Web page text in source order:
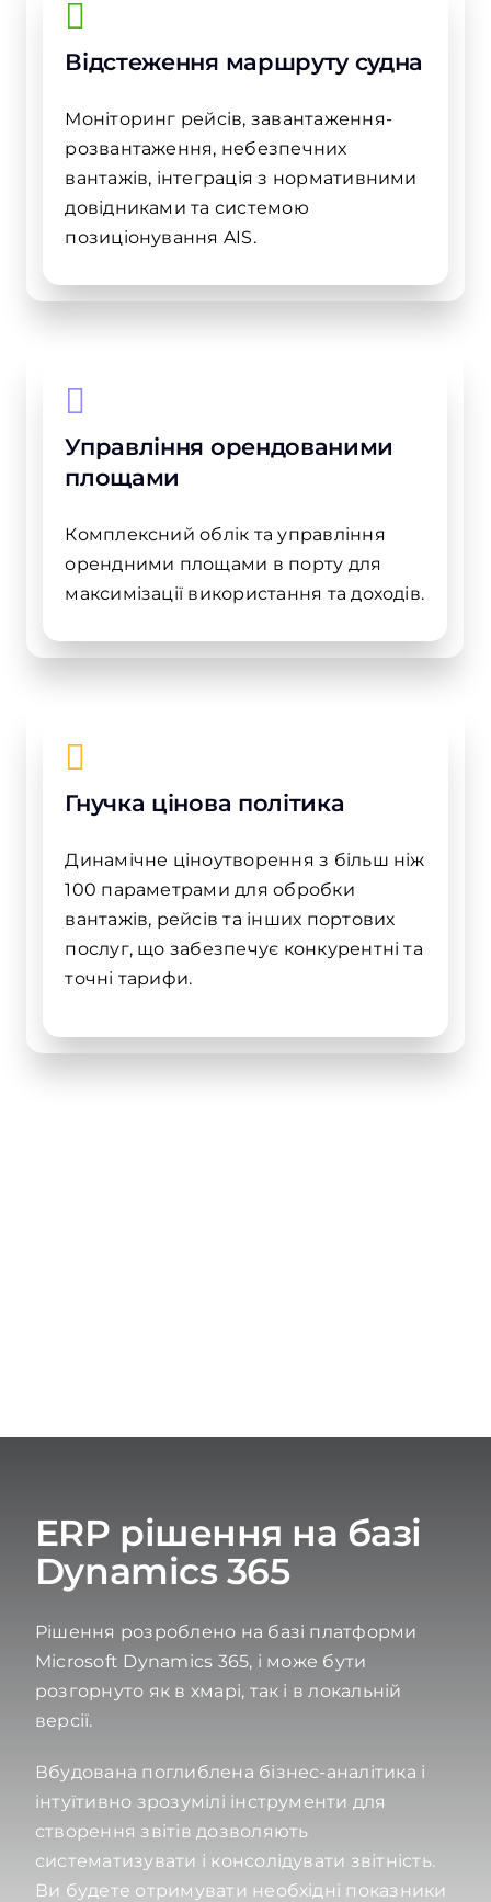
Відстеження маршруту судна
Моніторинг рейсів, завантаження-
розвантаження, небезпечних
вантажів, інтеграція з нормативними
довідниками та системою
позиціонування AIS.
Управління орендованими
площами
Комплексний облік та управління
орендними площами в порту для
максимізації використання та доходів.
Гнучка цінова політика
Динамічне ціноутворення з більш ніж
100 параметрами для обробки
вантажів, рейсів та інших портових
послуг, що забезпечує конкурентні та
точні тарифи.
ERP рішення на базі
Dynamics 365
Рішення розроблено на базі платформи
Microsoft Dynamics 365, і може бути
розгорнуто як в хмарі, так і в локальній
версії.
Вбудована поглиблена бізнес-аналітика і
інтуїтивно зрозумілі інструменти для
створення звітів дозволяють
систематизувати і консолідувати звітність.
Ви будете отримувати необхідні показники